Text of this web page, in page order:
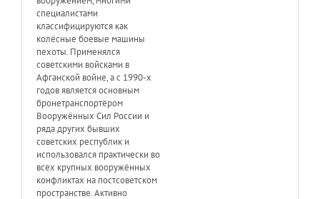
специалистами
классифицируются как
колёсные боевые машины
пехоты. Применялся
советскими войсками в
Афганской войне, а с 1990-х
годов является основным
бронетранспортёром
Вооружённых Сил России и
ряда других бывших
советских республик и
использовался практически во
всех крупных вооружённых
конфликтах на постсоветском
пространстве. Активно